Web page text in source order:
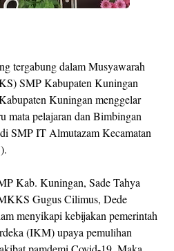
tergabung dalam Musyawarah
SMP Kabupaten Kuningan
Kuningan menggelar
mata pelajaran dan Bimbingan
SMP IT Almutazam Kecamatan
Kab. Kuningan, Sade Tahya
Gugus Cilimus, Dede
menyikapi kebijakan pemerintah
(IKM) upaya pemulihan